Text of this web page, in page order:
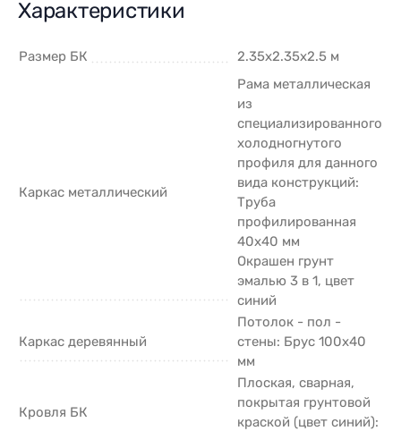
Характеристики
Размер БК 2.35х2.35х2.5 м
Каркас металлический
Рама металлическая
из
специализированного
холодногнутого
профиля для данного
вида конструкций:
Труба
профилированная
40х40 мм
Окрашен грунт
эмалью 3 в 1, цвет
синий
Каркас деревянный
Потолок - пол -
стены: Брус 100х40
мм
Кровля БК
Плоская, сварная,
покрытая грунтовой
краской (цвет синий):